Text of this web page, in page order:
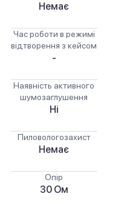
Немає
Час роботи в режимі
відтворення з кейсом
-
Наявність активного
шумозаглушення
Ні
Пиловологозахист
Немає
Опір
30 Ом